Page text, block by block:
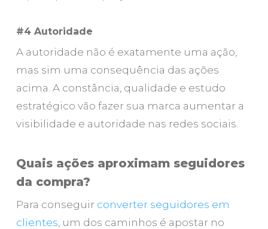
#4 Autoridade
A autoridade não é exatamente uma ação,
mas sim uma consequência das ações
acima. A constância, qualidade e estudo
estratégico vão fazer sua marca aumentar a
visibilidade e autoridade nas redes sociais.
Quais ações aproximam seguidores
da compra?
Para conseguir converter seguidores em
clientes , um dos caminhos é apostar no
Close
Close